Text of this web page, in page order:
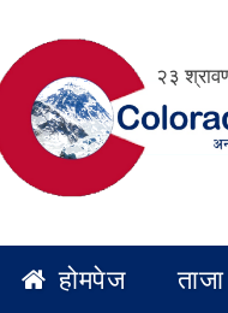
२३
होमपेज